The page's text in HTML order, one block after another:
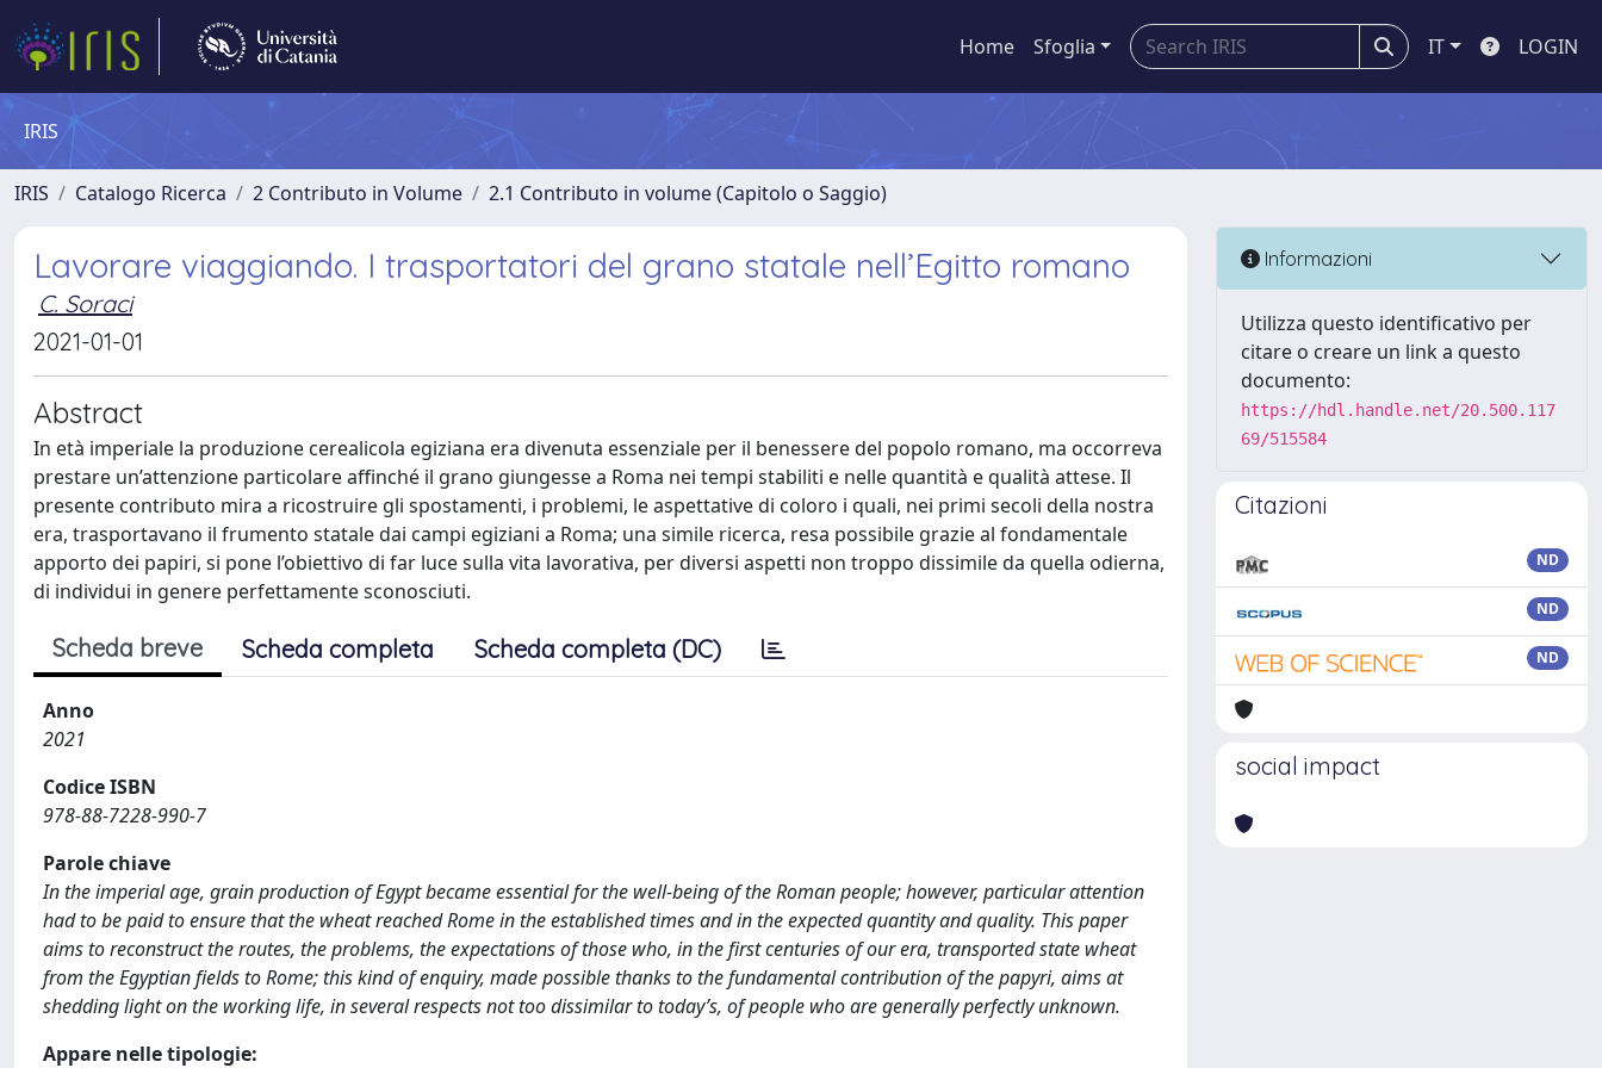
Home Sfoglia IT LOGIN
IRIS
IRIS Catalogo Ricerca 2 Contributo in Volume 2.1 Contributo in volume (Capitolo o Saggio)
Lavorare viaggiando. I trasportatori del grano statale nell’Egitto romano
C. Soraci
2021-01-01
Abstract
In età imperiale la produzione cerealicola egiziana era divenuta essenziale per il benessere del popolo romano, ma occorreva
prestare un’attenzione particolare affinché il grano giungesse a Roma nei tempi stabiliti e nelle quantità e qualità attese. Il
presente contributo mira a ricostruire gli spostamenti, i problemi, le aspettative di coloro i quali, nei primi secoli della nostra
era, trasportavano il frumento statale dai campi egiziani a Roma; una simile ricerca, resa possibile grazie al fondamentale
apporto dei papiri, si pone l’obiettivo di far luce sulla vita lavorativa, per diversi aspetti non troppo dissimile da quella odierna,
di individui in genere perfettamente sconosciuti.
Scheda breve Scheda completa Scheda completa (DC)
Anno
2021
Codice ISBN
978-88-7228-990-7
Parole chiave
In the imperial age, grain production of Egypt became essential for the well-being of the Roman people; however, particular attention
had to be paid to ensure that the wheat reached Rome in the established times and in the expected quantity and quality. This paper
aims to reconstruct the routes, the problems, the expectations of those who, in the first centuries of our era, transported state wheat
from the Egyptian fields to Rome; this kind of enquiry, made possible thanks to the fundamental contribution of the papyri, aims at
shedding light on the working life, in several respects not too dissimilar to today’s, of people who are generally perfectly unknown.
Appare nelle tipologie:
Informazioni
Utilizza questo identificativo per
citare o creare un link a questo
documento:
https://hdl.handle.net/20.500.117
69/515584
Citazioni
ND
ND
ND
social impact